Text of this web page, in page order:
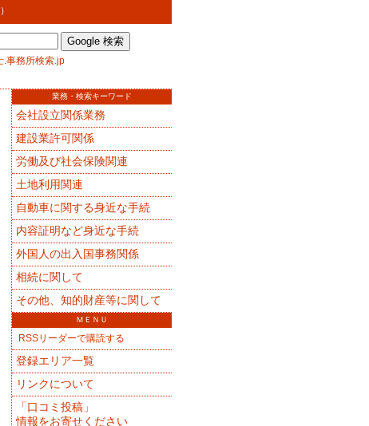
.事務所検索.jp
業務・検索キーワード
会社設立関係業務
建設業許可関係
労働及び社会保険関連
土地利用関連
自動車に関する身近な手続
内容証明など身近な手続
外国人の出入国事務関係
相続に関して
その他、知的財産等に関して
ＭＥＮＵ
RSSリーダーで購読する
登録エリア一覧
リンクについて
「口コミ投稿」
情報をお寄せください